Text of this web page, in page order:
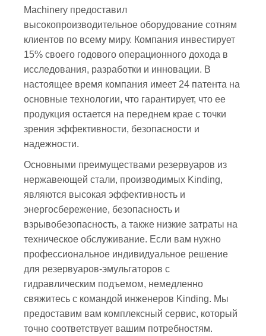
Machinery предоставил
высокопроизводительное оборудование сотням
клиентов по всему миру. Компания инвестирует
15% своего годового операционного дохода в
исследования, разработки и инновации. В
настоящее время компания имеет 24 патента на
основные технологии, что гарантирует, что ее
продукция остается на переднем крае с точки
зрения эффективности, безопасности и
надежности.
Основными преимуществами резервуаров из
нержавеющей стали, производимых Kinding,
являются высокая эффективность и
энергосбережение, безопасность и
взрывобезопасность, а также низкие затраты на
техническое обслуживание. Если вам нужно
профессиональное индивидуальное решение
для резервуаров-эмульгаторов с
гидравлическим подъемом, немедленно
свяжитесь с командой инженеров Kinding. Мы
предоставим вам комплексный сервис, который
точно соответствует вашим потребностям.